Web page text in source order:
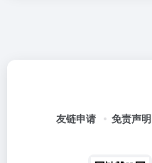
友链申请 免责声明